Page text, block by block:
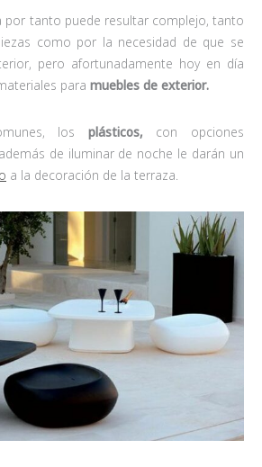
por tanto puede resultar complejo, tanto
como por la necesidad de que se
pero afortunadamente hoy en día
para muebles de exterior.
los plásticos, con opciones
de iluminar de noche le darán un
a la decoración de la terraza.